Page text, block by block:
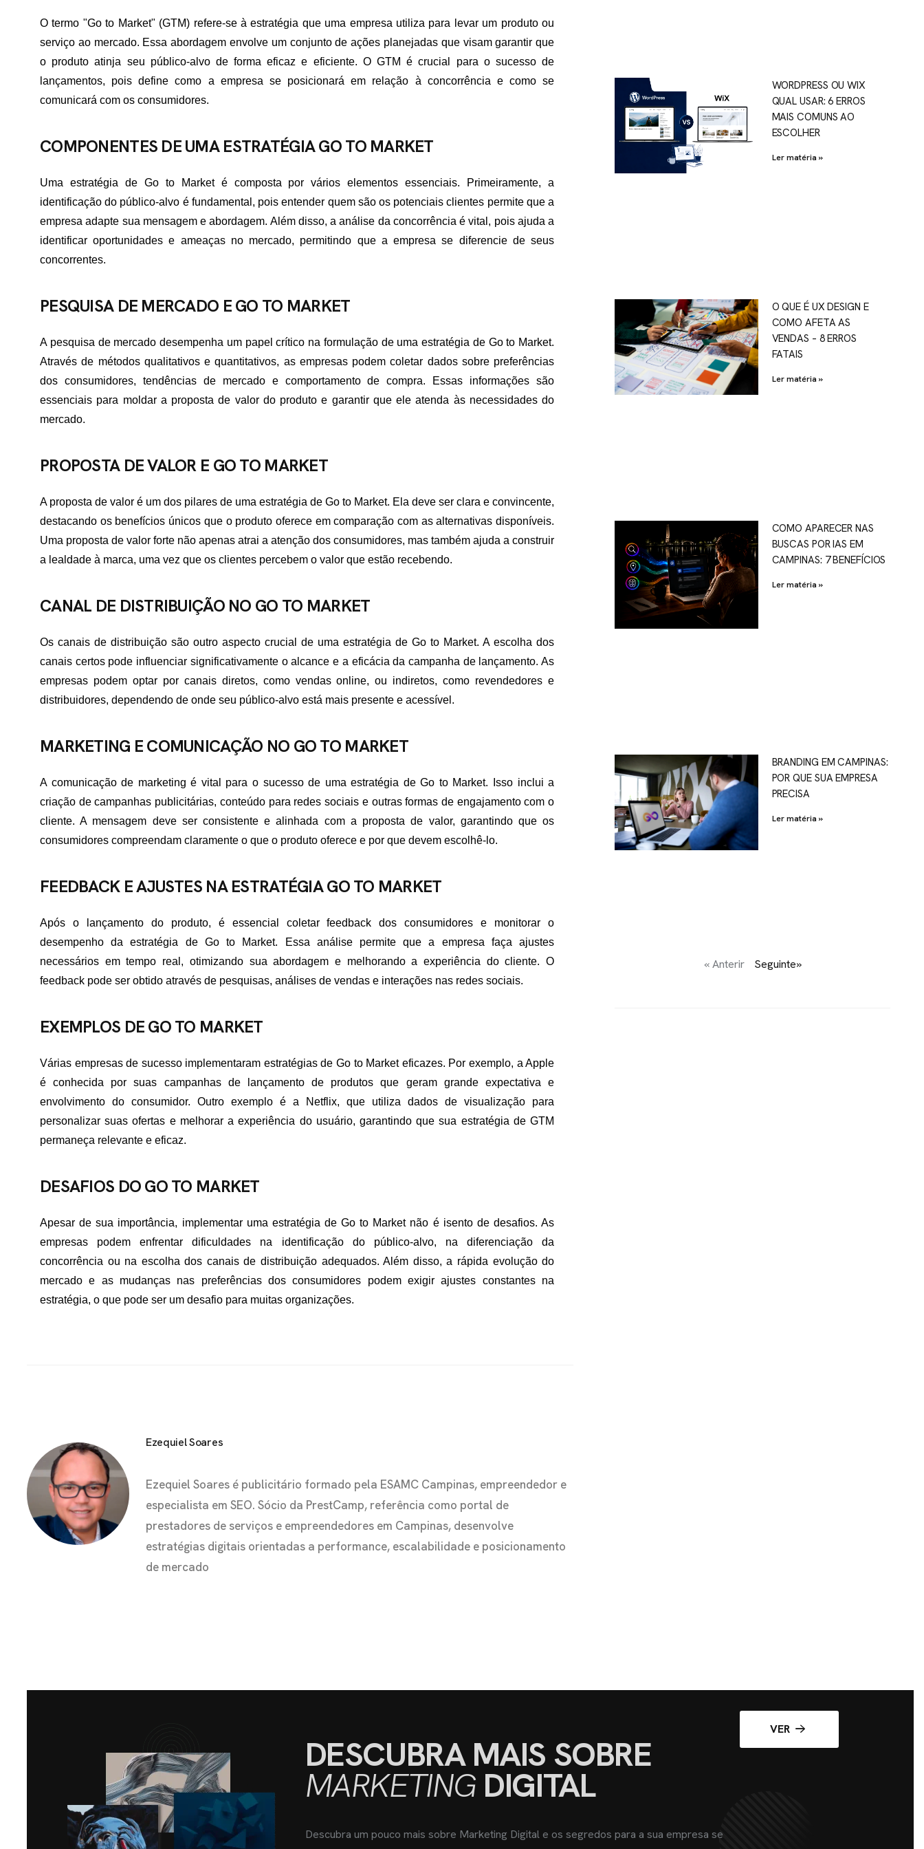
ATENDIDAS
NÓS
FALE CONOSCO
contato@eamidiadigital.com.br
+55 19 99655-1961
O termo "Go to Market" (GTM) refere-se à estratégia que uma empresa utiliza para levar um produto ou
serviço ao mercado. Essa abordagem envolve um conjunto de ações planejadas que visam garantir que
o produto atinja seu público-alvo de forma eficaz e eficiente. O GTM é crucial para o sucesso de
lançamentos, pois define como a empresa se posicionará em relação à concorrência e como se
comunicará com os consumidores.
COMPONENTES DE UMA ESTRATÉGIA GO TO MARKET
Uma estratégia de Go to Market é composta por vários elementos essenciais. Primeiramente, a
identificação do público-alvo é fundamental, pois entender quem são os potenciais clientes permite que a
empresa adapte sua mensagem e abordagem. Além disso, a análise da concorrência é vital, pois ajuda a
identificar oportunidades e ameaças no mercado, permitindo que a empresa se diferencie de seus
concorrentes.
PESQUISA DE MERCADO E GO TO MARKET
A pesquisa de mercado desempenha um papel crítico na formulação de uma estratégia de Go to Market.
Através de métodos qualitativos e quantitativos, as empresas podem coletar dados sobre preferências
dos consumidores, tendências de mercado e comportamento de compra. Essas informações são
essenciais para moldar a proposta de valor do produto e garantir que ele atenda às necessidades do
mercado.
PROPOSTA DE VALOR E GO TO MARKET
A proposta de valor é um dos pilares de uma estratégia de Go to Market. Ela deve ser clara e convincente,
destacando os benefícios únicos que o produto oferece em comparação com as alternativas disponíveis.
Uma proposta de valor forte não apenas atrai a atenção dos consumidores, mas também ajuda a construir
a lealdade à marca, uma vez que os clientes percebem o valor que estão recebendo.
CANAL DE DISTRIBUIÇÃO NO GO TO MARKET
Os canais de distribuição são outro aspecto crucial de uma estratégia de Go to Market. A escolha dos
canais certos pode influenciar significativamente o alcance e a eficácia da campanha de lançamento. As
empresas podem optar por canais diretos, como vendas online, ou indiretos, como revendedores e
distribuidores, dependendo de onde seu público-alvo está mais presente e acessível.
MARKETING E COMUNICAÇÃO NO GO TO MARKET
A comunicação de marketing é vital para o sucesso de uma estratégia de Go to Market. Isso inclui a
criação de campanhas publicitárias, conteúdo para redes sociais e outras formas de engajamento com o
cliente. A mensagem deve ser consistente e alinhada com a proposta de valor, garantindo que os
consumidores compreendam claramente o que o produto oferece e por que devem escolhê-lo.
FEEDBACK E AJUSTES NA ESTRATÉGIA GO TO MARKET
Após o lançamento do produto, é essencial coletar feedback dos consumidores e monitorar o
desempenho da estratégia de Go to Market. Essa análise permite que a empresa faça ajustes
necessários em tempo real, otimizando sua abordagem e melhorando a experiência do cliente. O
feedback pode ser obtido através de pesquisas, análises de vendas e interações nas redes sociais.
EXEMPLOS DE GO TO MARKET
Várias empresas de sucesso implementaram estratégias de Go to Market eficazes. Por exemplo, a Apple
é conhecida por suas campanhas de lançamento de produtos que geram grande expectativa e
envolvimento do consumidor. Outro exemplo é a Netflix, que utiliza dados de visualização para
personalizar suas ofertas e melhorar a experiência do usuário, garantindo que sua estratégia de GTM
permaneça relevante e eficaz.
DESAFIOS DO GO TO MARKET
Apesar de sua importância, implementar uma estratégia de Go to Market não é isento de desafios. As
empresas podem enfrentar dificuldades na identificação do público-alvo, na diferenciação da
concorrência ou na escolha dos canais de distribuição adequados. Além disso, a rápida evolução do
mercado e as mudanças nas preferências dos consumidores podem exigir ajustes constantes na
estratégia, o que pode ser um desafio para muitas organizações.
Ezequiel Soares
Ezequiel Soares é publicitário formado pela ESAMC Campinas, empreendedor e
especialista em SEO. Sócio da PrestCamp, referência como portal de
prestadores de serviços e empreendedores em Campinas, desenvolve
estratégias digitais orientadas a performance, escalabilidade e posicionamento
de mercado
WORDPRESS OU WIX
QUAL USAR: 6 ERROS
MAIS COMUNS AO
ESCOLHER
Ler matéria »
O QUE É UX DESIGN E
COMO AFETA AS
VENDAS – 8 ERROS
FATAIS
Ler matéria »
COMO APARECER NAS
BUSCAS POR IAS EM
CAMPINAS: 7 BENEFÍCIOS
Ler matéria »
BRANDING EM CAMPINAS:
POR QUE SUA EMPRESA
PRECISA
Ler matéria »
« Anterir Seguinte»
DESCUBRA MAIS SOBRE
MARKETING DIGITAL
Descubra um pouco mais sobre Marketing Digital e os segredos para a sua empresa se
VER